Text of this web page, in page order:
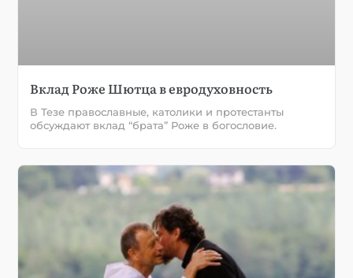
Вклад Роже Шютца в евродуховность
В Тезе православные, католики и протестанты
обсуждают вклад “брата” Роже в богословие.